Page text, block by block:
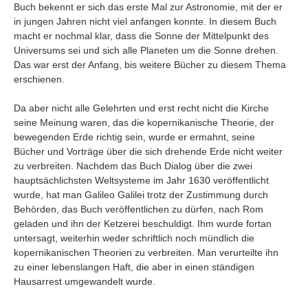
Buch bekennt er sich das erste Mal zur Astronomie, mit der er
in jungen Jahren nicht viel anfangen konnte. In diesem Buch
macht er nochmal klar, dass die Sonne der Mittelpunkt des
Universums sei und sich alle Planeten um die Sonne drehen.
Das war erst der Anfang, bis weitere Bücher zu diesem Thema
erschienen.
Da aber nicht alle Gelehrten und erst recht nicht die Kirche
seine Meinung waren, das die kopernikanische Theorie, der
bewegenden Erde richtig sein, wurde er ermahnt, seine
Bücher und Vorträge über die sich drehende Erde nicht weiter
zu verbreiten. Nachdem das Buch Dialog über die zwei
hauptsächlichsten Weltsysteme im Jahr 1630 veröffentlicht
wurde, hat man Galileo Galilei trotz der Zustimmung durch
Behörden, das Buch veröffentlichen zu dürfen, nach Rom
geladen und ihn der Ketzerei beschuldigt. Ihm wurde fortan
untersagt, weiterhin weder schriftlich noch mündlich die
kopernikanischen Theorien zu verbreiten. Man verurteilte ihn
zu einer lebenslangen Haft, die aber in einen ständigen
Hausarrest umgewandelt wurde.